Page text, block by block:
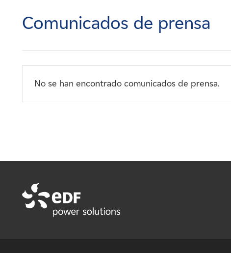
Noticias
Afiliados
Comunicados de prensa
No se han encontrado comunicados de prensa.